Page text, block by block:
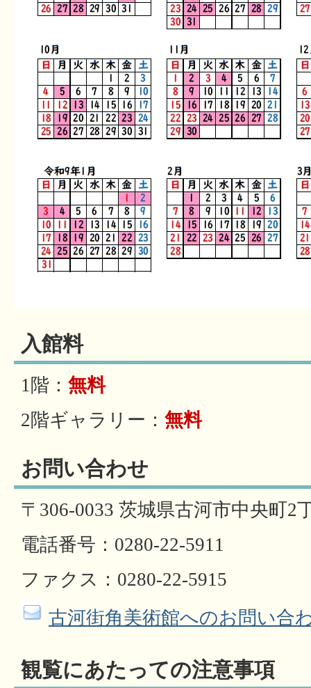
入館料
1階： 無料
2階ギャラリー： 無料
お問い合わせ
〒306-0033 茨城県古河市中央町2
電話番号：0280-22-5911
ファクス：0280-22-5915
古河街角美術館へのお問い合
観覧にあたっての注意事項